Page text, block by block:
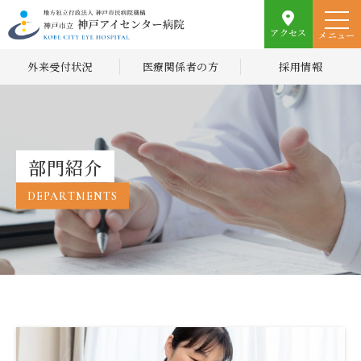
アクセス メニュー
外来受付状況 医療関係者の方 採用情報
部門紹介
DEPARTMENTS